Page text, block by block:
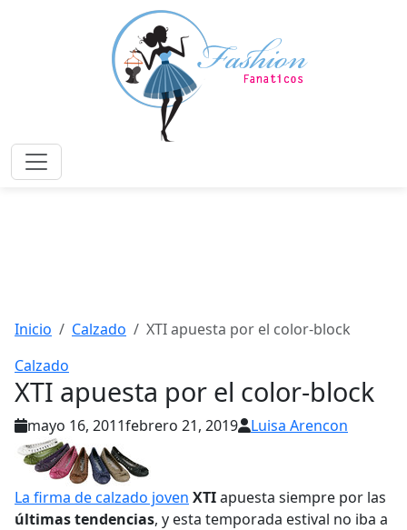
Menú
Inicio Calzado
XTI apuesta por el color-block
Calzado
XTI apuesta por el color-block
mayo 16, 2011febrero 21, 2019 Luisa Arencon
La firma de calzado joven XTIapuesta siempre por las
últimas tendencias, y esta temporada estival no iba a